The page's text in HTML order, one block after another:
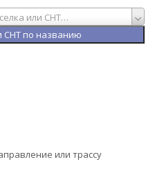
или СНТ…
или трассу